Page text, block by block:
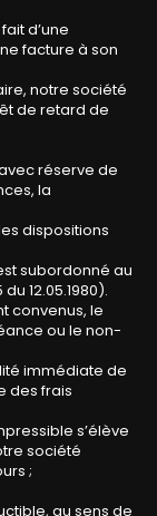
d’une
facture à son
notre société
de retard de
réserve de
la
dispositions
subordonné au
12.05.1980).
convenus, le
ou le non-
immédiate de
des frais
s’élève
société
;
au sens de